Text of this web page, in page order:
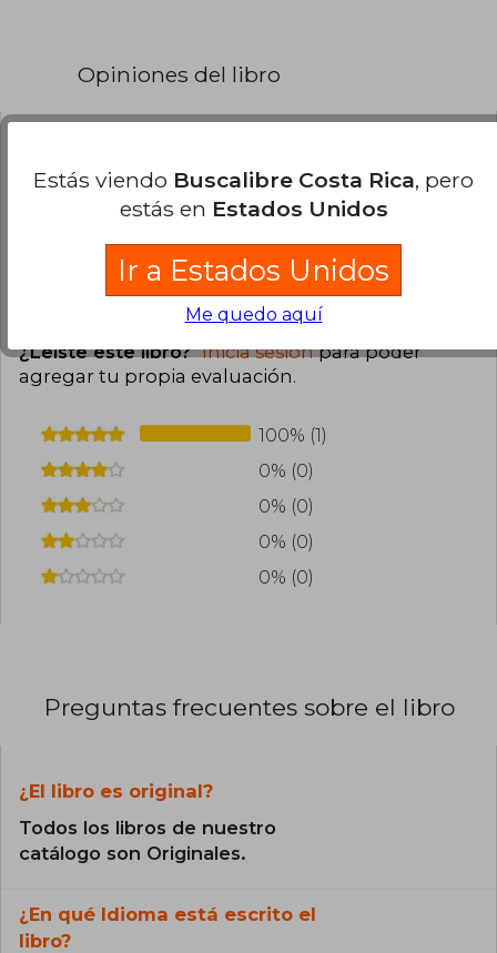
Opiniones del libro
de Julio, 2026
Compra Verificada
Muy linda la edición de este libro está precioso y
me llegó en perfecto estado.
¿Leíste este libro? Inicia sesiónpara poder
agregar tu propia evaluación.
100% (1)
0% (0)
0% (0)
0% (0)
0% (0)
Preguntas frecuentes sobre el libro
¿El libro es original?
Todos los libros de nuestro
catálogo son Originales.
¿En qué Idioma está escrito el
libro?
Estás viendo Buscalibre Costa Rica, pero
estás en Estados Unidos
Ir a Estados Unidos
Me quedo aquí